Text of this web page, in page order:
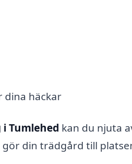
dina häckar
Tumlehed kan du njuta
din trädgård till